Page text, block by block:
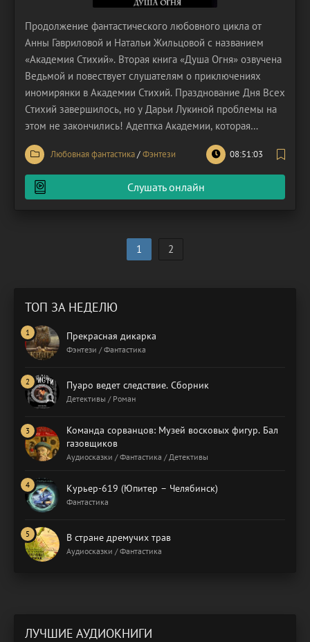
Продолжение фантастического любовного цикла от
Анны Гавриловой и Натальи Жильцовой с названием
«Академия Стихий». Вторая книга «Душа Огня» озвучена
Ведьмой и повествует слушателям о приключениях
иномирянки в Академии Стихий. Празднование Дня Всех
Стихий завершилось, но у Дарьи Лукиной проблемы на
этом не закончились! Адептка Академии, которая
обучается на факультете Огня не по доброй воле,
наконец-то перестала быть изгоем. Однако это девчонку
не вдохновляет: трудно радоваться жизни в то время
Любовная фантастика/Фэнтези 08:51:03
Слушать онлайн
1 2
ТОП ЗА НЕДЕЛЮ
Прекрасная дикарка
Фэнтези / Фантастика
Пуаро ведет следствие. Сборник
Детективы / Роман
Команда сорванцов: Музей восковых фигур. Бал
газовщиков
Аудиосказки / Фантастика / Детективы
Курьер-619 (Юпитер – Челябинск)
Фантастика
В стране дремучих трав
Аудиосказки / Фантастика
ЛУЧШИЕ АУДИОКНИГИ